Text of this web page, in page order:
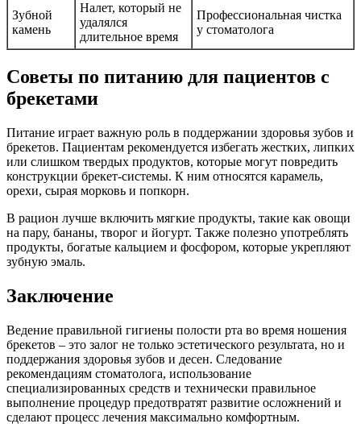
Зубной
камень
Налет, который не
удалялся
длительное время
Профессиональная чистка
у стоматолога
Советы по питанию для пациентов с
брекетами
Питание играет важную роль в поддержании здоровья зубов и
брекетов. Пациентам рекомендуется избегать жестких, липких
или слишком твердых продуктов, которые могут повредить
конструкции брекет-системы. К ним относятся карамель,
орехи, сырая морковь и попкорн.
В рацион лучше включить мягкие продукты, такие как овощи
на пару, бананы, творог и йогурт. Также полезно употреблять
продукты, богатые кальцием и фосфором, которые укрепляют
зубную эмаль.
Заключение
Ведение правильной гигиены полости рта во время ношения
брекетов – это залог не только эстетического результата, но и
поддержания здоровья зубов и десен. Следование
рекомендациям стоматолога, использование
специализированных средств и технически правильное
выполнение процедур предотвратят развитие осложнений и
сделают процесс лечения максимально комфортным.